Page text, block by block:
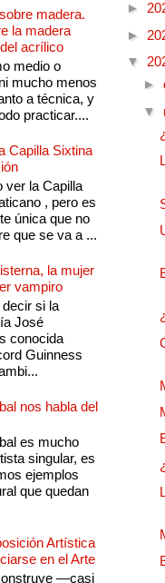
madera.
la madera
acrílico
medio o
mucho menos
a técnica, y
practicar....
Capilla Sixtina
ver la Capilla
, pero es
única que no
que se va a ...
la mujer
vampiro
si la
José
conocida
Guinness
nos habla del
es mucho
singular, es
ejemplos
que quedan
Artística
en el Arte
—casi
►
►
▼
►
▼